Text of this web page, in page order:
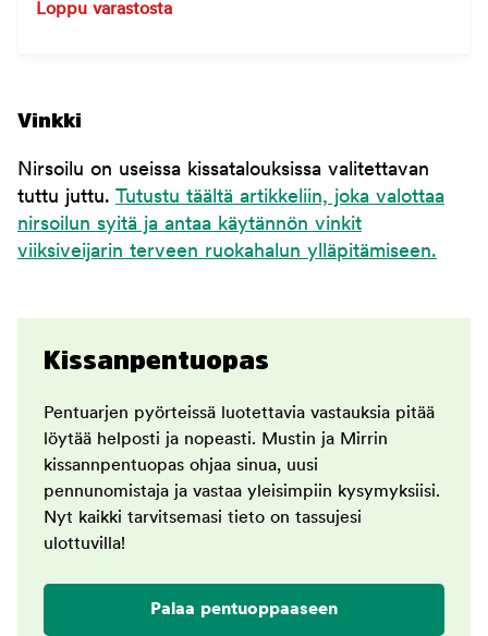
Loppu varastosta
Vinkki
Nirsoilu on useissa kissatalouksissa valitettavan
tuttu juttu. Tutustu täältä artikkeliin, joka valottaa
nirsoilun syitä ja antaa käytännön vinkit
viiksiveijarin terveen ruokahalun ylläpitämiseen.
Kissanpentuopas
Pentuarjen pyörteissä luotettavia vastauksia pitää
löytää helposti ja nopeasti. Mustin ja Mirrin
kissannpentuopas ohjaa sinua, uusi
pennunomistaja ja vastaa yleisimpiin kysymyksiisi.
Nyt kaikki tarvitsemasi tieto on tassujesi
ulottuvilla!
Palaa pentuoppaaseen